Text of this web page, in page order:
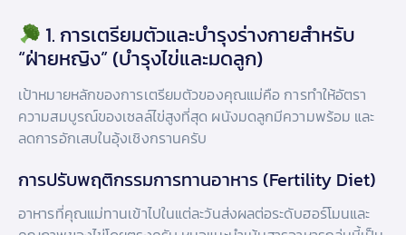
1. การเตรียมตัวและบำรุงร่างกายสำหรับ
“ฝ่ายหญิง” (บำรุงไข่และมดลูก)
เป้าหมายหลักของการเตรียมตัวของคุณแม่คือ การทำให้อัตรา
ความสมบูรณ์ของเซลล์ไข่สูงที่สุด ผนังมดลูกมีความพร้อม และ
ลดการอักเสบในอุ้งเชิงกรานครับ
การปรับพฤติกรรมการทานอาหาร (Fertility Diet)
อาหารที่คุณแม่ทานเข้าไปในแต่ละวันส่งผลต่อระดับฮอร์โมนและ